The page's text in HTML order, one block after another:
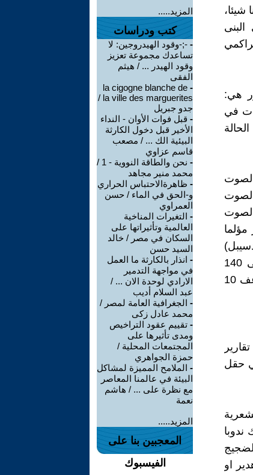
هي:
في
لصوت
الصوت
فبالإمكان تحمل اذاننا صوت الخلاط المنزلي (90 دسيبل)
لساعة من الزمن لكنها لن تتحمل جهاز الاستريو الذي ينتج صوت يزيد على 140
دسيبل لمدة نصف ساعة.وكل زيادة بمقدار10 دسيبل تعني ان الصوت يتضاعف 10
حقل
او
المزيد.....
كتب ودراسات
- ‫-;-وقود الهيدروجين: لا
تساعدك مجموعة تعزيز
وقود الهيدر ... / هيثم
الفقى
-
la cigogne blanche de
la ville des marguerites /
جدو جبريل
- قبل فوات الأوان - النداء
الأخير قبل دخول الكارثة
البيئية الك ... / مصعب
قاسم عزاوي
-
نحن والطاقة النووية - 1 /
محمد منير مجاهد
- ظاهرةالاحتباس الحراري
و-الحق في الماء / حسن
العمراوي
- التغيرات المناخية
العالمية وتأثيراتها على
السكان في مصر / خالد
السيد حسن
- انذار بالكارثة ما العمل
في مواجهة التدمير
الارادي لوحدة الان ... /
عبد السلام أديب
- الجغرافية العامة لمصر /
محمد عادل زكى
- تقييم عقود التراخيص
ومدى تأثيرها على
المجتمعات المحلية /
حمزة الجواهري
- الملامح المميزة لمشاكل
البيئة في عالمنا المعاصر
مع نظرة على ... / هاشم
نعمة
المزيد.....
المعجبين بنا على
الفيسبوك